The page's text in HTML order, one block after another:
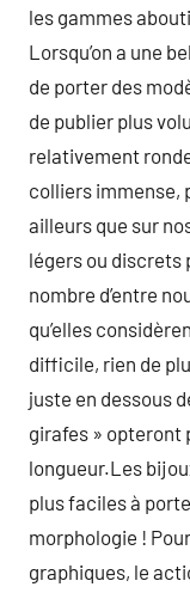
les gammes
Lorsqu’on a une
de porter des
de publier plus
relativement
colliers immense,
ailleurs que sur
légers ou discrets
nombre d’entre
qu’elles
difficile, rien de
juste en dessous
girafes » opteront
longueur.Les
plus faciles à
morphologie !
graphiques, le